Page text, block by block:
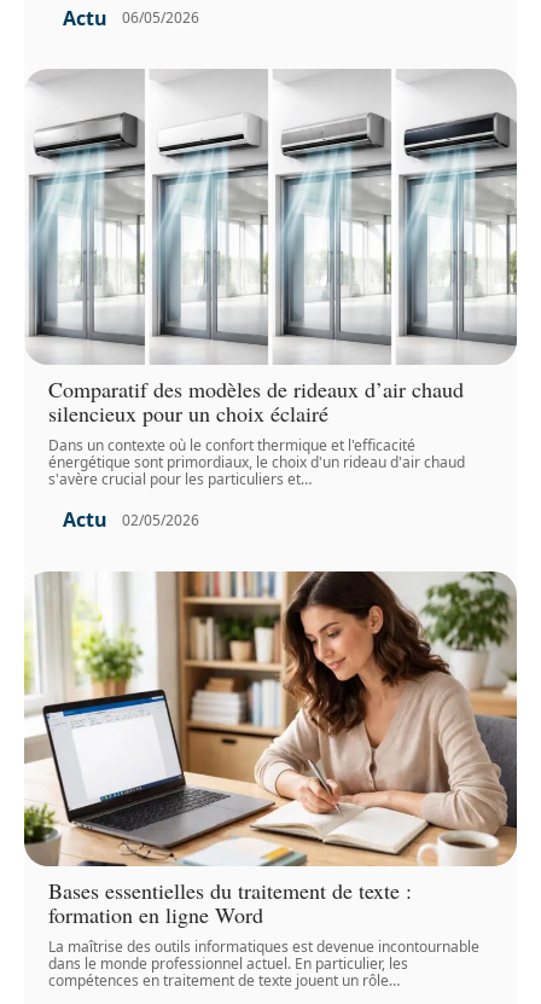
Actu 06/05/2026
Comparatif des modèles de rideaux d’air chaud
silencieux pour un choix éclairé
Dans un contexte où le confort thermique et l'efficacité
énergétique sont primordiaux, le choix d'un rideau d'air chaud
s'avère crucial pour les particuliers et…
Actu 02/05/2026
Bases essentielles du traitement de texte :
formation en ligne Word
La maîtrise des outils informatiques est devenue incontournable
dans le monde professionnel actuel. En particulier, les
compétences en traitement de texte jouent un rôle…